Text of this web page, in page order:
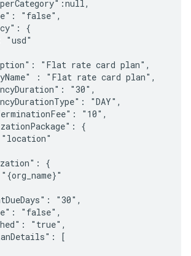
"false",
{
"usd"
"Flat rate card plan",
: "Flat rate card plan",
"30",
"DAY",
"10",
{
{
"30",
"false",
"true",
[